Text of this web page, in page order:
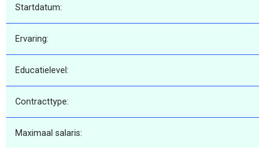
Startdatum:
Ervaring:
Educatielevel:
Contracttype:
Maximaal salaris: